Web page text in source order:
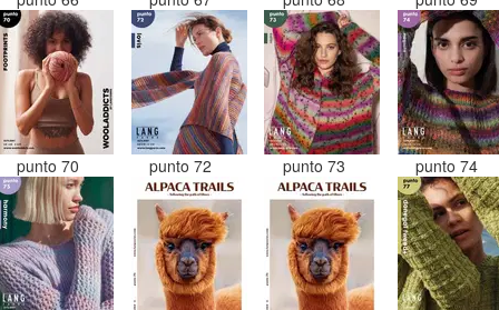
punto 70 punto 72 punto 73 punto 74